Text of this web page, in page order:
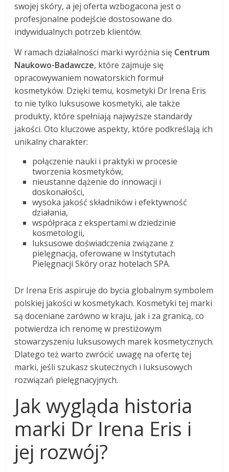
swojej skóry, a jej oferta wzbogacona jest o
profesjonalne podejście dostosowane do
indywidualnych potrzeb klientów.
W ramach działalności marki wyróżnia się Centrum
Naukowo-Badawcze, które zajmuje się
opracowywaniem nowatorskich formuł
kosmetyków. Dzięki temu, kosmetyki Dr Irena Eris
to nie tylko luksusowe kosmetyki, ale także
produkty, które spełniają najwyższe standardy
jakości. Oto kluczowe aspekty, które podkreślają ich
unikalny charakter:
połączenie nauki i praktyki w procesie
tworzenia kosmetyków,
nieustanne dążenie do innowacji i
doskonałości,
wysoka jakość składników i efektywność
działania,
współpraca z ekspertami w dziedzinie
kosmetologii,
luksusowe doświadczenia związane z
pielęgnacją, oferowane w Instytutach
Pielęgnacji Skóry oraz hotelach SPA.
Dr Irena Eris aspiruje do bycia globalnym symbolem
polskiej jakości w kosmetykach. Kosmetyki tej marki
są doceniane zarówno w kraju, jak i za granicą, co
potwierdza ich renomę w prestiżowym
stowarzyszeniu luksusowych marek kosmetycznych.
Dlatego też warto zwrócić uwagę na ofertę tej
marki, jeśli szukasz skutecznych i luksusowych
rozwiązań pielęgnacyjnych.
Jak wygląda historia
marki Dr Irena Eris i
jej rozwój?